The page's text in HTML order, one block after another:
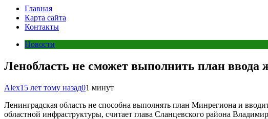
Главная
Карта сайта
Контакты
Новости
Ленобласть не сможет выполнить план
Alex15 лет тому назад01 минут
Ленинградская область не способна выполнять план Минрегиона и
областной инфраструктуры, считает глава Сланцевского района